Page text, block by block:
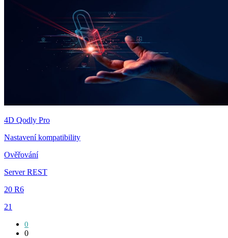
4D Qodly Pro
Nastavení kompatibility
Ověřování
Server REST
20 R6
21
0
0